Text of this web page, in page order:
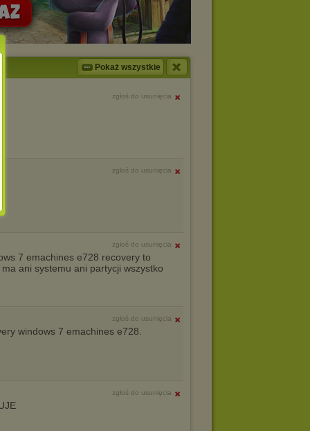
Pokaż wszystkie
zgłoś do usunięcia
zgłoś do usunięcia
zgłoś do usunięcia
7 emachines e728 recovery to
ani systemu ani partycji wszystko
zgłoś do usunięcia
windows 7 emachines e728.
zgłoś do usunięcia